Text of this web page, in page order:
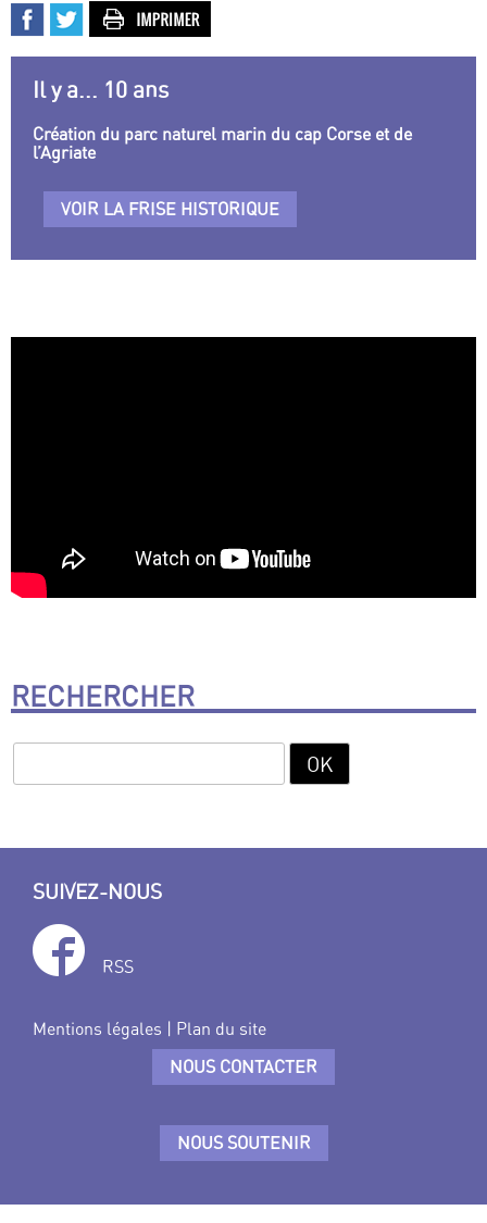
Il y a... 10 ans
Création du parc naturel marin du cap Corse et de
l’Agriate
VOIR LA FRISE HISTORIQUE
RECHERCHER
SUIVEZ-NOUS
RSS
Mentions légales | Plan du site
NOUS CONTACTER
NOUS SOUTENIR